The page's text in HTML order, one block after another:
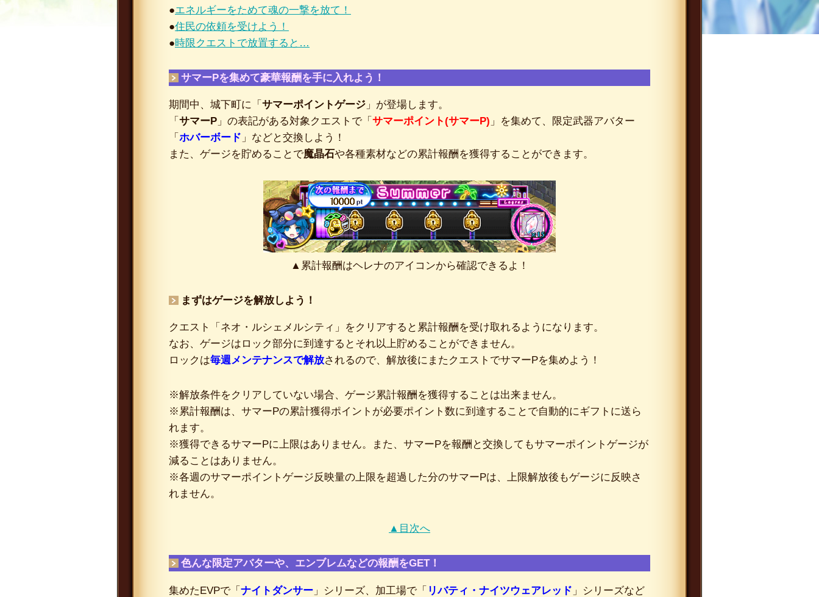
●エネルギーをためて魂の一撃を放て！
●住民の依頼を受けよう！
●時限クエストで放置すると…
サマーPを集めて豪華報酬を手に入れよう！
期間中、城下町に「サマーポイントゲージ 」が登場します。
「サマーP 」の表記がある対象クエストで「サマーポイント(サマーP) 」を集めて、限定武器アバター
「ホバーボード 」などと交換しよう！
また、ゲージを貯めることで魔晶石や各種素材などの累計報酬を獲得することができます。
▲累計報酬はヘレナのアイコンから確認できるよ！
まずはゲージを解放しよう！
クエスト「ネオ・ルシェメルシティ」をクリアすると累計報酬を受け取れるようになります。
なお、ゲージはロック部分に到達するとそれ以上貯めることができません。
ロックは毎週メンテナンスで解放されるので、解放後にまたクエストでサマーPを集めよう！
※解放条件をクリアしていない場合、ゲージ累計報酬を獲得することは出来ません。
※累計報酬は、サマーPの累計獲得ポイントが必要ポイント数に到達することで自動的にギフトに送ら
れます。
※獲得できるサマーPに上限はありません。また、サマーPを報酬と交換してもサマーポイントゲージが
減ることはありません。
※各週のサマーポイントゲージ反映量の上限を超過した分のサマーPは、上限解放後もゲージに反映さ
れません。
▲目次へ
色んな限定アバターや、エンブレムなどの報酬をGET！
集めたEVPで「ナイトダンサー 」シリーズ、加工場で「 リバティ・ナイツウェアレッド 」シリーズなど